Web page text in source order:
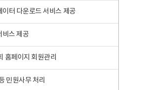
터 다운로드 서비스 제공
비스 제공
홈페이지 회원관리
민원사무 처리